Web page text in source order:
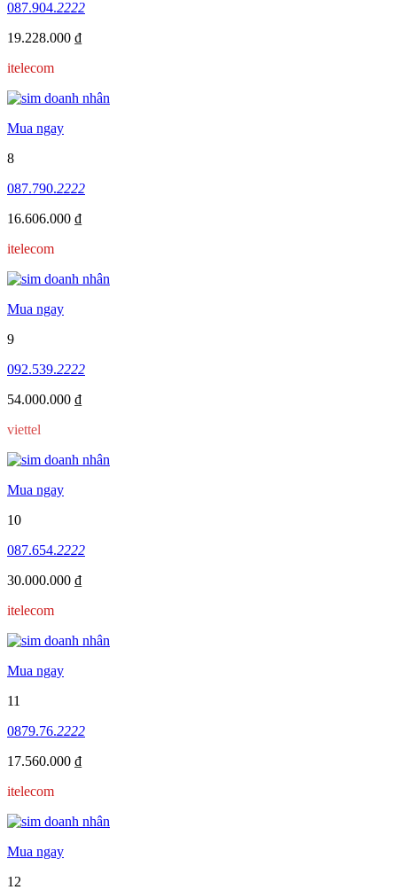
087.904.2222
19.228.000 ₫
itelecom
Mua ngay
8
087.790.2222
16.606.000 ₫
itelecom
Mua ngay
9
092.539.2222
54.000.000 ₫
viettel
Mua ngay
10
087.654.2222
30.000.000 ₫
itelecom
Mua ngay
11
0879.76.2222
17.560.000 ₫
itelecom
Mua ngay
12